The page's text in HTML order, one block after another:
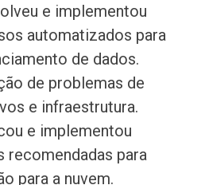
e implementou
automatizados para
de dados.
de problemas de
e infraestrutura.
e implementou
recomendadas para
para a nuvem.